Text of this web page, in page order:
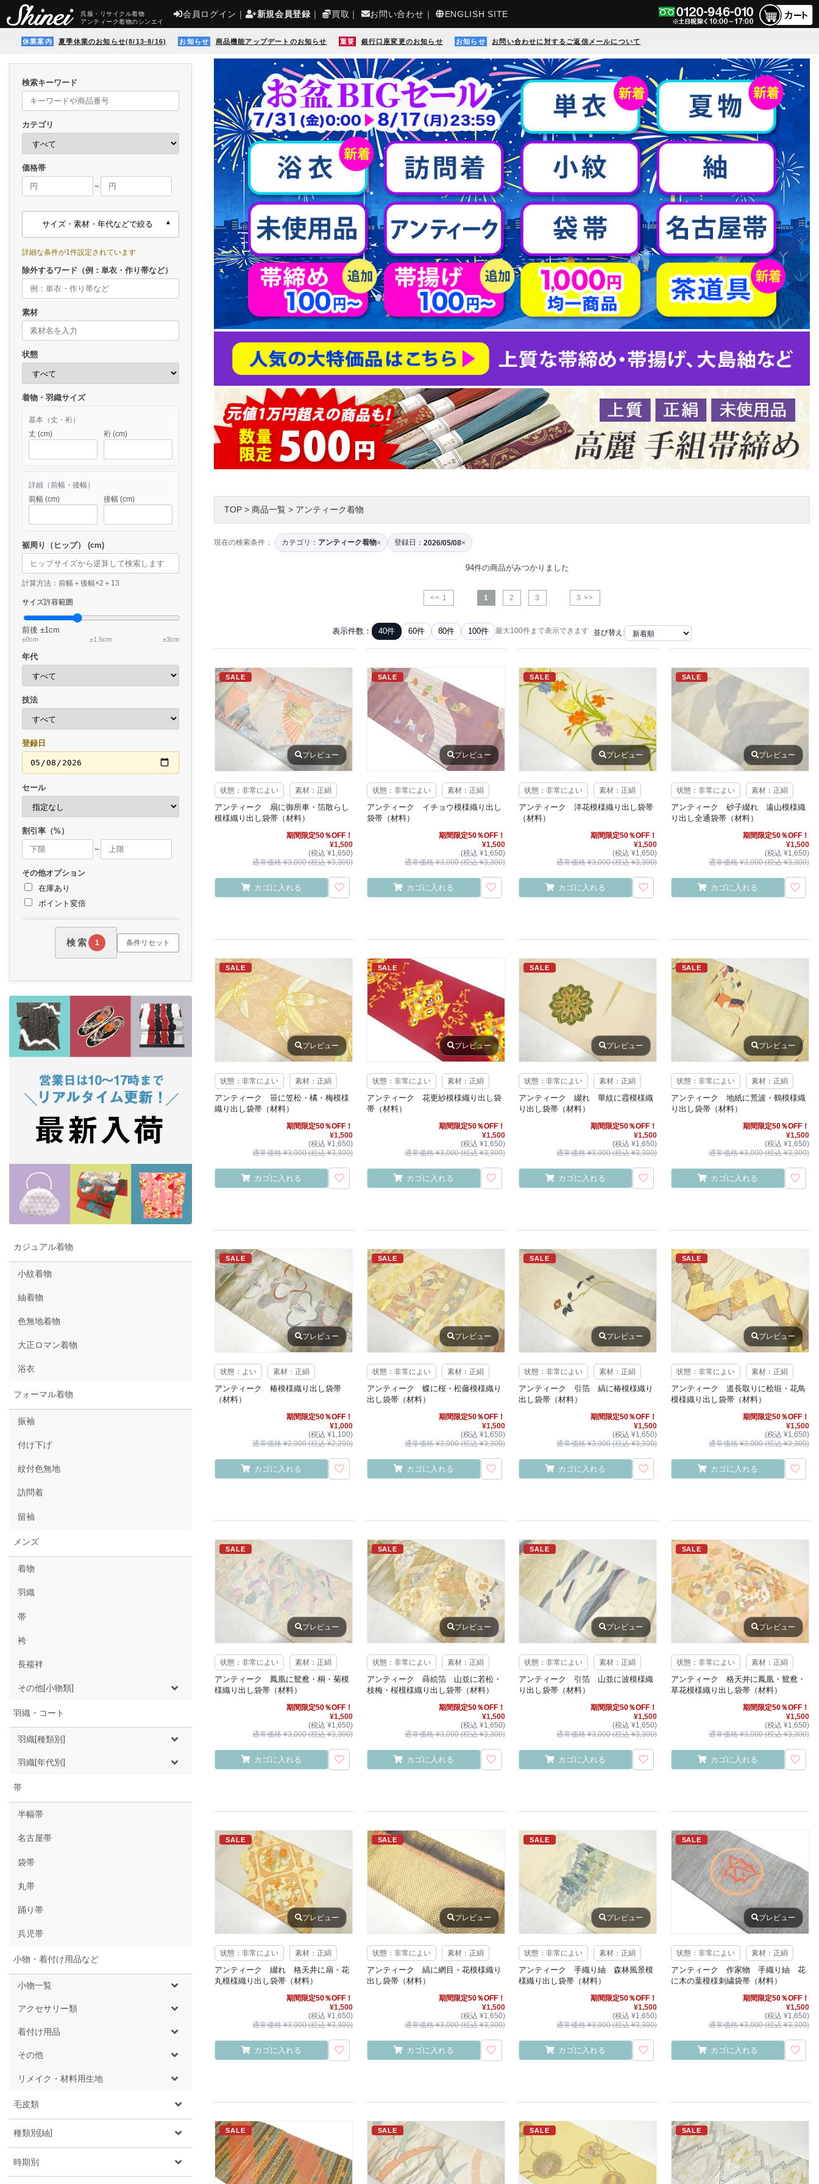
呉服・リサイクル着物
アンティーク着物のシンエイ
会員ログイン ｜ 新規会員登録 ｜ 買取 ｜ お問い合わせ ｜ ENGLISH SITE
休業案内 夏季休業のお知らせ(8/13-8/16) お知らせ 商品機能アップデートのお知らせ 重要 銀行口座変更のお知らせ お知らせ お問い合わせに対するご返信メールについて
検索キーワード
カテゴリ
価格帯
～
サイズ・素材・年代などで絞る
詳細な条件が1件設定されています
除外するワード（例：単衣・作り帯など）
素材
状態
着物・羽織サイズ
基本（丈・裄）
丈 (cm)
裄 (cm)
詳細（前幅・後幅）
前幅 (cm)
後幅 (cm)
裾周り（ヒップ） (cm)
計算方法：前幅＋後幅×2＋13
サイズ許容範囲
前後 ±1cm
±0cm ±1.5cm ±3cm
年代
技法
登録日
セール
割引率（%）
～
その他オプション
在庫あり
ポイント変倍
検索 1 条件リセット
カジュアル着物
小紋着物
紬着物
色無地着物
大正ロマン着物
浴衣
フォーマル着物
振袖
付け下げ
紋付色無地
訪問着
留袖
メンズ
着物
羽織
帯
袴
長襦袢
その他[小物類]
羽織・コート
羽織[種類別]
羽織[年代別]
帯
半幅帯
名古屋帯
袋帯
丸帯
踊り帯
兵児帯
小物・着付け用品など
小物一覧
アクセサリー類
着付け用品
その他
リメイク・材料用生地
毛皮類
種類別[紬]
時期別
TOP > 商品一覧 > アンティーク着物
現在の検索条件： カテゴリ： アンティーク着物× 登録日： 2026/05/08×
94件の商品がみつかりました
<< 1 1 2 3 3 >>
表示件数： 40件 60件 80件 100件 最大100件まで表示できます 並び替え:
SALE
プレビュー
状態：非常によい 素材：正絹
アンティーク 扇に御所車・箔散らし
模様織り出し袋帯（材料）
期間限定50％OFF！
¥1,500
(税込 ¥1,650)
通常価格 ¥3,000 (税込 ¥3,300)
カゴに入れる
SALE
プレビュー
状態：非常によい 素材：正絹
アンティーク イチョウ模様織り出し
袋帯（材料）
期間限定50％OFF！
¥1,500
(税込 ¥1,650)
通常価格 ¥3,000 (税込 ¥3,300)
カゴに入れる
SALE
プレビュー
状態：非常によい 素材：正絹
アンティーク 洋花模様織り出し袋帯
（材料）
期間限定50％OFF！
¥1,500
(税込 ¥1,650)
通常価格 ¥3,000 (税込 ¥3,300)
カゴに入れる
SALE
プレビュー
状態：非常によい 素材：正絹
アンティーク 砂子綴れ 遠山模様織
り出し全通袋帯（材料）
期間限定50％OFF！
¥1,500
(税込 ¥1,650)
通常価格 ¥3,000 (税込 ¥3,300)
カゴに入れる
SALE
プレビュー
状態：非常によい 素材：正絹
アンティーク 笹に笠松・橘・梅模様
織り出し袋帯（材料）
期間限定50％OFF！
¥1,500
(税込 ¥1,650)
通常価格 ¥3,000 (税込 ¥3,300)
カゴに入れる
SALE
プレビュー
状態：非常によい 素材：正絹
アンティーク 花更紗模様織り出し袋
帯（材料）
期間限定50％OFF！
¥1,500
(税込 ¥1,650)
通常価格 ¥3,000 (税込 ¥3,300)
カゴに入れる
SALE
プレビュー
状態：非常によい 素材：正絹
アンティーク 綴れ 華紋に霞模様織
り出し袋帯（材料）
期間限定50％OFF！
¥1,500
(税込 ¥1,650)
通常価格 ¥3,000 (税込 ¥3,300)
カゴに入れる
SALE
プレビュー
状態：非常によい 素材：正絹
アンティーク 地紙に荒波・鶴模様織
り出し袋帯（材料）
期間限定50％OFF！
¥1,500
(税込 ¥1,650)
通常価格 ¥3,000 (税込 ¥3,300)
カゴに入れる
SALE
プレビュー
状態：よい 素材：正絹
アンティーク 椿模様織り出し袋帯
（材料）
期間限定50％OFF！
¥1,000
(税込 ¥1,100)
通常価格 ¥2,000 (税込 ¥2,200)
カゴに入れる
SALE
プレビュー
状態：非常によい 素材：正絹
アンティーク 蝶に桜・松藤模様織り
出し袋帯（材料）
期間限定50％OFF！
¥1,500
(税込 ¥1,650)
通常価格 ¥3,000 (税込 ¥3,300)
カゴに入れる
SALE
プレビュー
状態：非常によい 素材：正絹
アンティーク 引箔 縞に椿模様織り
出し袋帯（材料）
期間限定50％OFF！
¥1,500
(税込 ¥1,650)
通常価格 ¥3,000 (税込 ¥3,300)
カゴに入れる
SALE
プレビュー
状態：非常によい 素材：正絹
アンティーク 道長取りに桧垣・花鳥
模様織り出し袋帯（材料）
期間限定50％OFF！
¥1,500
(税込 ¥1,650)
通常価格 ¥3,000 (税込 ¥3,300)
カゴに入れる
SALE
プレビュー
状態：非常によい 素材：正絹
アンティーク 鳳凰に鴛鴦・桐・菊模
様織り出し袋帯（材料）
期間限定50％OFF！
¥1,500
(税込 ¥1,650)
通常価格 ¥3,000 (税込 ¥3,300)
カゴに入れる
SALE
プレビュー
状態：非常によい 素材：正絹
アンティーク 蒔絵箔 山並に若松・
枝梅・桜模様織り出し袋帯（材料）
期間限定50％OFF！
¥1,500
(税込 ¥1,650)
通常価格 ¥3,000 (税込 ¥3,300)
カゴに入れる
SALE
プレビュー
状態：非常によい 素材：正絹
アンティーク 引箔 山並に波模様織
り出し袋帯（材料）
期間限定50％OFF！
¥1,500
(税込 ¥1,650)
通常価格 ¥3,000 (税込 ¥3,300)
カゴに入れる
SALE
プレビュー
状態：非常によい 素材：正絹
アンティーク 格天井に鳳凰・鴛鴦・
草花模様織り出し袋帯（材料）
期間限定50％OFF！
¥1,500
(税込 ¥1,650)
通常価格 ¥3,000 (税込 ¥3,300)
カゴに入れる
SALE
プレビュー
状態：非常によい 素材：正絹
アンティーク 綴れ 格天井に扇・花
丸模様織り出し袋帯（材料）
期間限定50％OFF！
¥1,500
(税込 ¥1,650)
通常価格 ¥3,000 (税込 ¥3,300)
カゴに入れる
SALE
プレビュー
状態：非常によい 素材：正絹
アンティーク 縞に網目・花模様織り
出し袋帯（材料）
期間限定50％OFF！
¥1,500
(税込 ¥1,650)
通常価格 ¥3,000 (税込 ¥3,300)
カゴに入れる
SALE
プレビュー
状態：非常によい 素材：正絹
アンティーク 手織り紬 森林風景模
様織り出し袋帯（材料）
期間限定50％OFF！
¥1,500
(税込 ¥1,650)
通常価格 ¥3,000 (税込 ¥3,300)
カゴに入れる
SALE
プレビュー
状態：非常によい 素材：正絹
アンティーク 作家物 手織り紬 花
に木の葉模様刺繍袋帯（材料）
期間限定50％OFF！
¥1,500
(税込 ¥1,650)
通常価格 ¥3,000 (税込 ¥3,300)
カゴに入れる
SALE SALE SALE SALE